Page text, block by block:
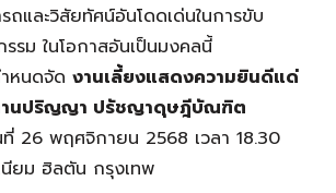
ถและวิสัยทัศน์อันโดดเด่นในการขับ
รม ในโอกาสอันเป็นมงคลนี้
หนดจัด งานเลี้ยงแสดงความยินดีแด่
านปริญญา ปรัชญาดุษฎีบัณฑิต
ที่ 26 พฤศจิกายน 2568 เวลา 18.30
นียม ฮิลตัน กรุงเทพ